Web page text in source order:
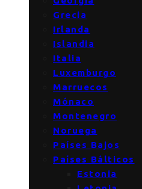
Grecia
Irlanda
Islandia
Italia
Luxemburgo
Marruecos
Mónaco
Montenegro
Noruega
Países Bajos
Países Bálticos
Estonia